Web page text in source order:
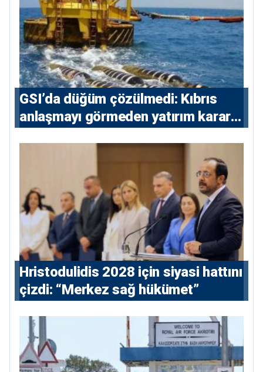
GSI’da düğüm çözülmedi: Kıbrıs
anlaşmayı görmeden yatırım kararı
⁠Hristodulidis 2028 için siyasi hattını
çizdi: “Merkez sağ hükümet”